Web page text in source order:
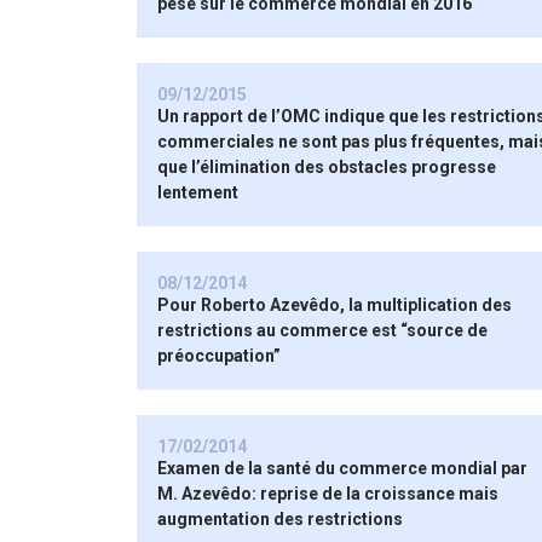
09/12/2015
Un rapport de l’OMC indique que les
commerciales ne sont pas plus fréquentes,
que l’élimination des obstacles progresse
lentement
08/12/2014
Pour Roberto Azevêdo, la multiplication des
restrictions au commerce est “source de
préoccupation”
17/02/2014
Examen de la santé du commerce mondial par
M. Azevêdo: reprise de la croissance mais
augmentation des restrictions